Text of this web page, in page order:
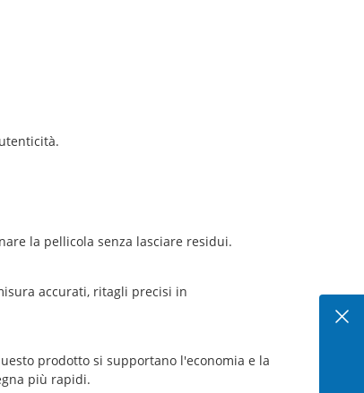
la pellicola senza lasciare residui.
accurati, ritagli precisi in
prodotto si supportano l'economia e la
più rapidi.